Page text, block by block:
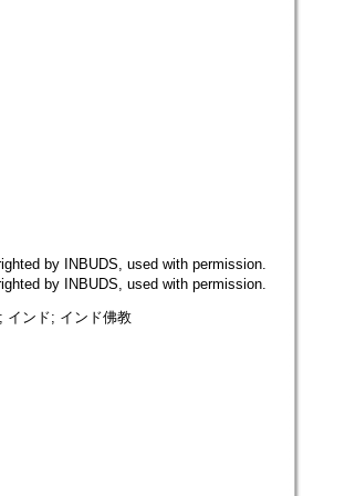
by INBUDS, used with permission.
by INBUDS, used with permission.
インド; インド佛教